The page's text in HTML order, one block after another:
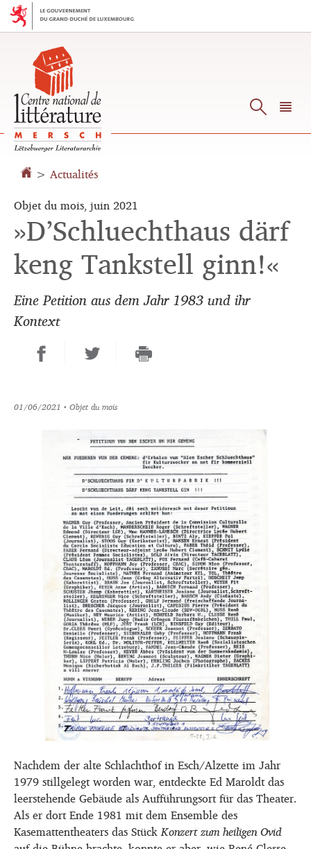
Aller
navigation
Aller
> Actualités
Objet du mois, juin 2021
»D’Schluechthaus därf
keng Tankstell ginn!«
Eine Petition aus dem Jahr 1983 und ihr
Kontext
01/06/2021 • Objet du mois
Nachdem der alte Schlachthof in Esch/Alzette im Jahr
1979 stillgelegt worden war, entdeckte Ed Maroldt das
leerstehende Gebäude als Aufführungsort für das Theater.
Als er dort Ende 1981 mit dem Ensemble des
Kasemattentheaters das StückKonzert zum heiligen Ovid